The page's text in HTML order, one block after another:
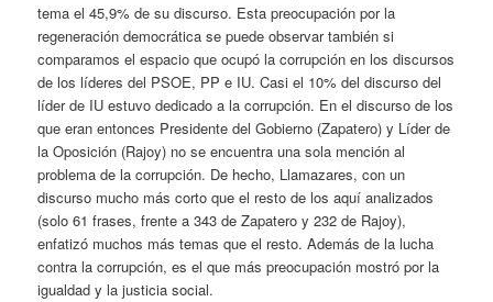
tema el 45,9% de su discurso. Esta preocupación por la
regeneración democrática se puede observar también si
comparamos el espacio que ocupó la corrupción en los discursos
de los líderes del PSOE, PP e IU. Casi el 10% del discurso del
líder de IU estuvo dedicado a la corrupción. En el discurso de los
que eran entonces Presidente del Gobierno (Zapatero) y Líder de
la Oposición (Rajoy) no se encuentra una sola mención al
problema de la corrupción. De hecho, Llamazares, con un
discurso mucho más corto que el resto de los aquí analizados
(solo 61 frases, frente a 343 de Zapatero y 232 de Rajoy),
enfatizó muchos más temas que el resto. Además de la lucha
contra la corrupción, es el que más preocupación mostró por la
igualdad y la justicia social.